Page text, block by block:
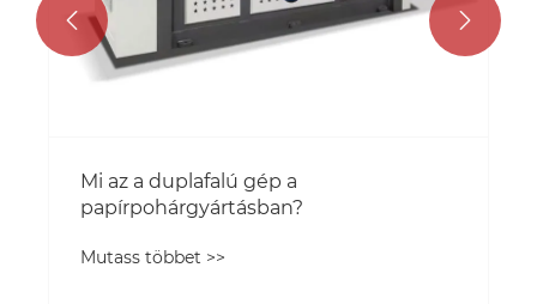
Mi az a duplafalú gép a
papírpohárgyártásban?
Mutass többet >>
 